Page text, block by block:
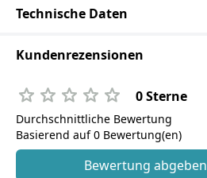
Technische Daten
Kundenrezensionen
0 Sterne
Durchschnittliche Bewertung
Basierend auf 0 Bewertung(en)
Bewertung abgeben